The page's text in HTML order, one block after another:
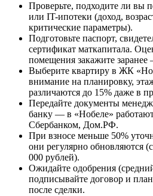
Проверьте, подходите ли вы
или IT-ипотеки (доход,
критические параметры).
Подготовьте паспорт,
сертификат маткапитала.
помещения закажите заранее
Выберите квартиру в ЖК
внимание на планировку,
различаются до 15% даже в
Передайте документы
банку — в «Нобеле»
Сбербанком, Дом.РФ.
При взносе меньше 50%
они регулярно обновляются
000 рублей).
Ожидайте одобрения
подписывайте договор и
после сделки.